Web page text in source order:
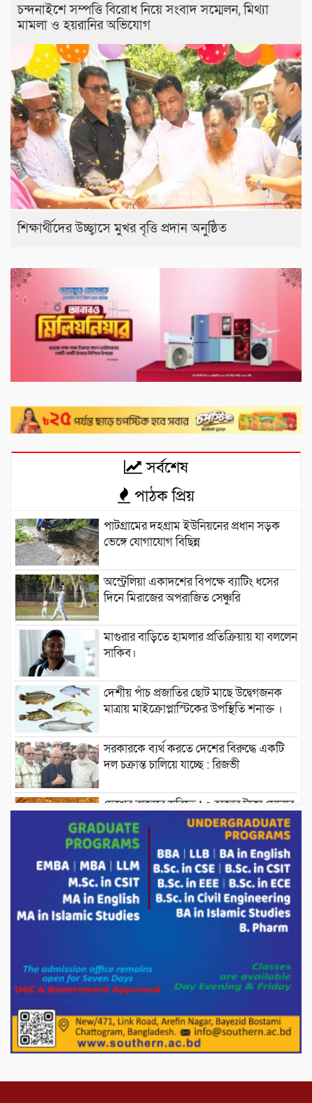
চন্দনাইশে সম্পত্তি বিরোধ নিয়ে সংবাদ সম্মেলন, মিথ্যা
মামলা ও হয়রানির অভিযোগ
শিক্ষার্থীদের উচ্ছ্বাসে মুখর বৃত্তি প্রদান অনুষ্ঠিত
সর্বশেষ
পাঠক প্রিয়
পাটগ্রামের দহগ্রাম ইউনিয়নের প্রধান সড়ক
ভেঙ্গে যোগাযোগ বিছিন্ন
অস্ট্রেলিয়া একাদশের বিপক্ষে ব্যাটিং ধসের
দিনে মিরাজের অপরাজিত সেঞ্চুরি
মাগুরার বাড়িতে হামলার প্রতিক্রিয়ায় যা বললেন
সাকিব।
দেশীয় পাঁচ প্রজাতির ছোট মাছে উদ্বেগজনক
মাত্রায় মাইক্রোপ্লাস্টিকের উপস্থিতি শনাক্ত ।
সরকারকে ব্যর্থ করতে দেশের বিরুদ্ধে একটি
দল চক্রান্ত চালিয়ে যাচ্ছে : রিজভী
দেশের বাজারে ভরিতে ১০ হাজার টাকা সোনার
দাম বাড়ানোর ঘোষণা।
ভারপ্রাপ্ত রাষ্ট্রপতি হাফিজ উদ্দিন আহমদের
সাথে এইচটি বাংলা অনলাইন পোর্টাল ও আইপি
টিভির সম্পাদক মোঃ ইসমাইল হোসেনের
সৌজন্য সাক্ষাৎ।
পাটগ্রামে জুলাই অভ্যুত্থান দিবস উপলক্ষে
পোরশায় গণঅভ্যুত্থান দিবসে শহিদ ও জুলাই
১১ দলীয় ঐক্য পোরশা উপজেলা শাখার